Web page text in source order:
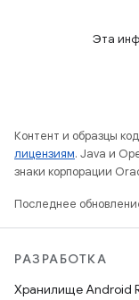
Эта
Контент и образцы
лицензиям. Java и
знаки корпорации
Последнее
РАЗРАБОТКА
Хранилище Android